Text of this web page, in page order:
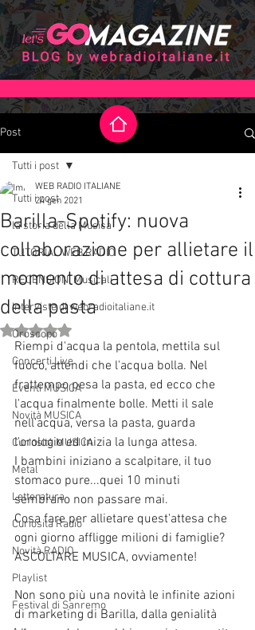
Post
Tutti i post
la storia della Musica
TUTORIAL WEB RADIO
RECENSIONI Musicali
Interviste di webradioitaliane.it
Oroscopo
Concerti Live
Eventi MUSICA
Novità MUSICA
Curiosità MUSICA
Metal
Letteratura
Curiosità Radio
Novità RADIO
Playlist
Festival di Sanremo
Tutti i post
Barilla-Spotify: nuova
collaborazione per allietare il
momento di attesa di cottura
della pasta
WEB RADIO ITALIANE
24 gen 2021
Valutazione NaN stelle su 5.
Riempi d'acqua la pentola, mettila sul
fuoco, attendi che l'acqua bolla. Nel
frattempo pesa la pasta, ed ecco che
l'acqua finalmente bolle. Metti il sale
nell'acqua, versa la pasta, guarda
l'orologio ed inizia la lunga attesa.
I bambini iniziano a scalpitare, il tuo
stomaco pure...quei 10 minuti
sembrano non passare mai.
Cosa fare per allietare quest'attesa che
ogni giorno affligge milioni di famiglie?
ASCOLTARE MUSICA, ovviamente!
Non sono più una novità le infinite azioni
di marketing di Barilla, dalla genialità